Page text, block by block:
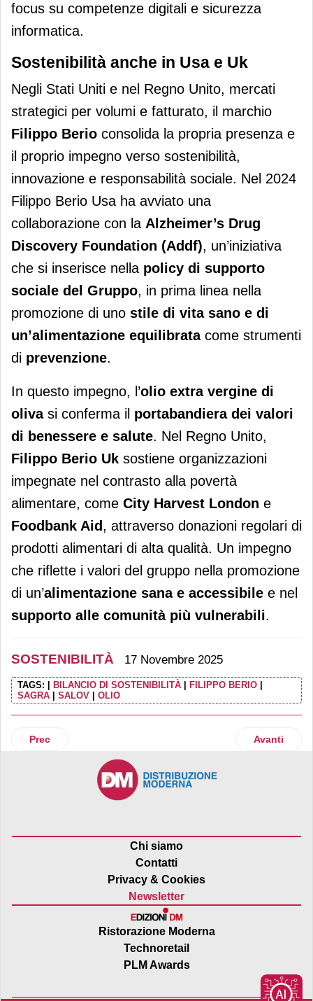
focus su competenze digitali e sicurezza
informatica.
Sostenibilità anche in Usa e Uk
Negli Stati Uniti e nel Regno Unito, mercati
strategici per volumi e fatturato, il marchio
Filippo Berio consolida la propria presenza e
il proprio impegno verso sostenibilità,
innovazione e responsabilità sociale. Nel 2024
Filippo Berio Usa ha avviato una
collaborazione con la Alzheimer’s Drug
Discovery Foundation (Addf), un’iniziativa
che si inserisce nella policy di supporto
sociale del Gruppo, in prima linea nella
promozione di uno stile di vita sano e di
un’alimentazione equilibratacome strumenti
di prevenzione.
In questo impegno, l’olio extra vergine di
olivasi conferma il portabandiera dei valori
di benessere e salute. Nel Regno Unito,
Filippo Berio Uk sostiene organizzazioni
impegnate nel contrasto alla povertà
alimentare, come City Harvest London e
Foodbank Aid, attraverso donazioni regolari di
prodotti alimentari di alta qualità. Un impegno
che riflette i valori del gruppo nella promozione
di un’alimentazione sana e accessibile e nel
supporto alle comunità più vulnerabili.
SOSTENIBILITÀ 17 Novembre 2025
TAGS: BILANCIO DI SOSTENIBILITÀ FILIPPO BERIO
SAGRA
SALOV OLIO
Articolo precedente: Pan Piuma rinnova il suo impegno
Prec Articolo
Avanti
Chi siamo
Contatti
Privacy & Cookies
Newsletter
Ristorazione Moderna
Technoretail
PLM Awards